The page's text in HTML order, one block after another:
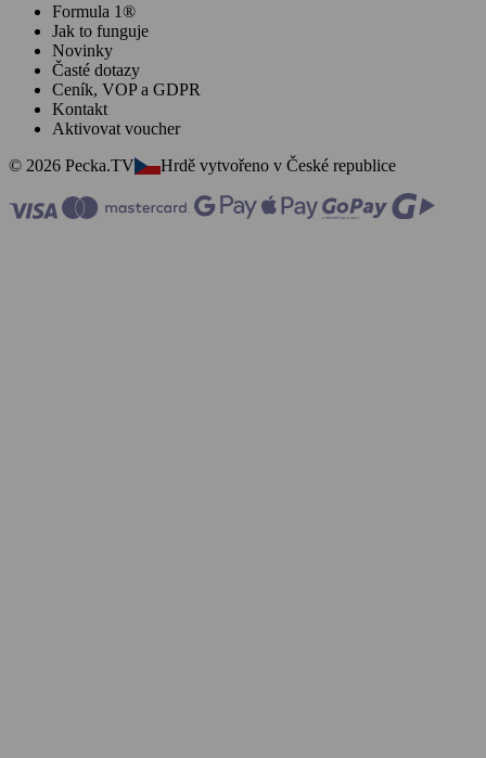
Formula 1®
Jak to funguje
Novinky
Časté dotazy
Ceník, VOP a GDPR
Kontakt
Aktivovat voucher
© 2026 Pecka.TV
Hrdě vytvořeno v České republice